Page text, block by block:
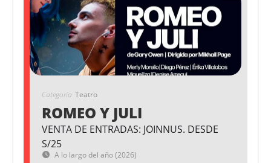
Categoría Teatro
ROMEO Y JULI
VENTA DE ENTRADAS: JOINNUS. DESDE
S/25
A lo largo del año (2026)